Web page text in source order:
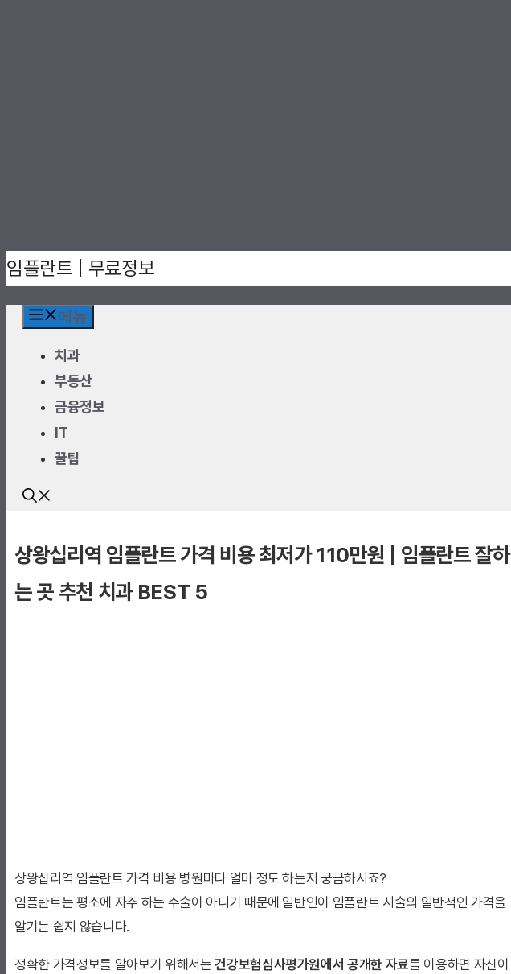
텐
임플란트 | 무료정보
메뉴
치과
부동산
금융정보
IT
꿀팁
상왕십리역 임플란트 가격 비용 최저가 110만원 | 임플란트 잘하
는 곳 추천 치과 BEST 5
상왕십리역 임플란트 가격 비용 병원마다 얼마 정도 하는지 궁금하시죠?
임플란트는 평소에 자주 하는 수술이 아니기 때문에 일반인이 임플란트 시술의 일반적인 가격을
알기는 쉽지 않습니다.
정확한 가격정보를 알아보기 위해서는건강보험심사평가원에서 공개한 자료를 이용하면 자신이